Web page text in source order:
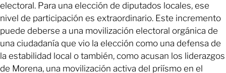
electoral. Para una elección de diputados locales, ese
nivel de participación es extraordinario. Este incremento
puede deberse a una movilización electoral orgánica de
una ciudadanía que vio la elección como una defensa de
la estabilidad local o también, como acusan los liderazgos
de Morena, una movilización activa del priísmo en el